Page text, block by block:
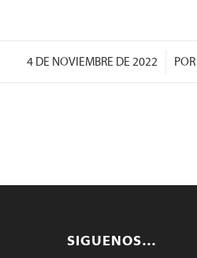
4 DE NOVIEMBRE DE 2022
/ POR
SIGUENOS…